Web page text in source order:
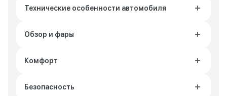
Технические особенности автомобиля
Обзор и фары
Комфорт
Безопасность